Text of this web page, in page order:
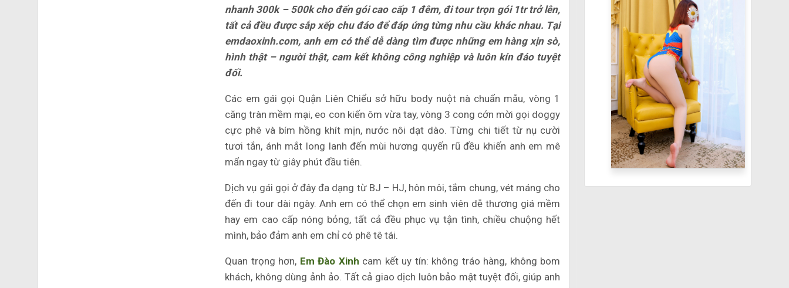
nhanh 300k – 500k cho đến gói cao cấp 1 đêm, đi tour trọn gói 1tr trở lên,
tất cả đều được sắp xếp chu đáo để đáp ứng từng nhu cầu khác nhau. Tại
emdaoxinh.com, anh em có thể dễ dàng tìm được những em hàng xịn sò,
hình thật – người thật, cam kết không công nghiệp và luôn kín đáo tuyệt
đối.
Các em gái gọi Quận Liên Chiểu sở hữu body nuột nà chuẩn mẫu, vòng 1
căng tràn mềm mại, eo con kiến ôm vừa tay, vòng 3 cong cớn mời gọi doggy
cực phê và bím hồng khít mịn, nước nôi dạt dào. Từng chi tiết từ nụ cười
tươi tắn, ánh mắt long lanh đến mùi hương quyến rũ đều khiến anh em mê
mẩn ngay từ giây phút đầu tiên.
Dịch vụ gái gọi ở đây đa dạng từ BJ – HJ, hôn môi, tắm chung, vét máng cho
đến đi tour dài ngày. Anh em có thể chọn em sinh viên dễ thương giá mềm
hay em cao cấp nóng bỏng, tất cả đều phục vụ tận tình, chiều chuộng hết
mình, bảo đảm anh em chỉ có phê tê tái.
Quan trọng hơn, Em Đào Xinh cam kết uy tín: không tráo hàng, không bom
khách, không dùng ảnh ảo. Tất cả giao dịch luôn bảo mật tuyệt đối, giúp anh